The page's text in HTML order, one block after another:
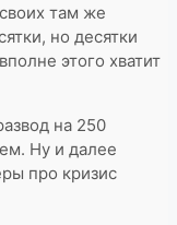
там же
но десятки
этого хватит
на 250
Ну и далее
про кризис